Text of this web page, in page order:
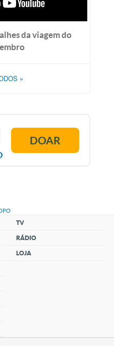
da viagem do
»
DOAR
TV
RÁDIO
LOJA